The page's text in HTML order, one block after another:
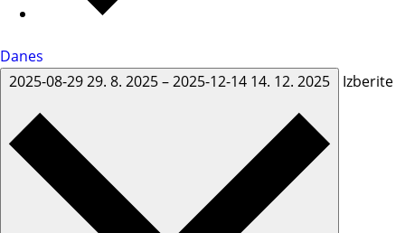
Danes
2025-08-2929. 8. 2025–2025-12-14 14. 12. 2025 Izberite